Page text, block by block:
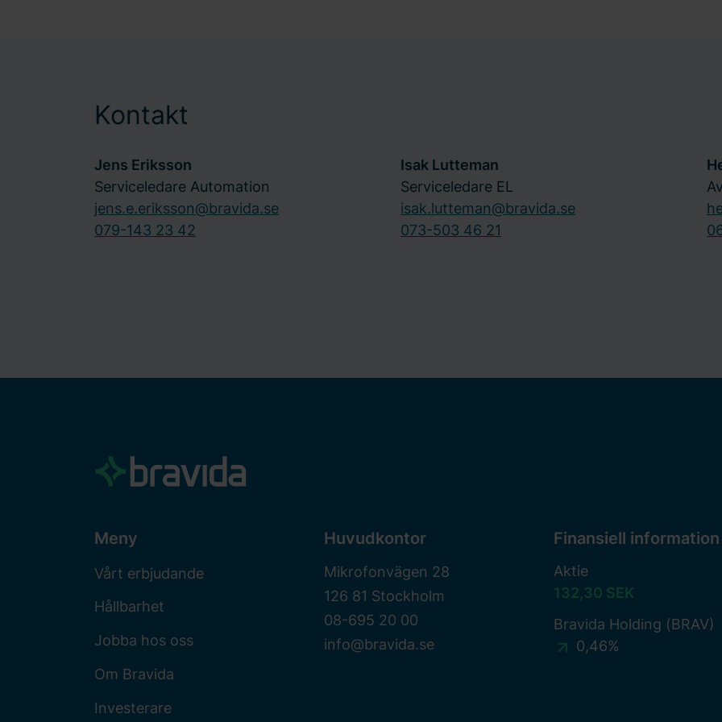
Kontakt
Jens Eriksson
Serviceledare Automation
jens.e.eriksson@bravida.se
079-143 23 42
Isak Lutteman
Serviceledare EL
isak.lutteman@bravida.se
073-503 46 21
Meny
Vårt erbjudande
Hållbarhet
Jobba hos oss
Om Bravida
Investerare
Huvudkontor
Mikrofonvägen 28
126 81 Stockholm
08-695 20 00
info@bravida.se
Finansiell information
Aktie
132,30 SEK
Bravida Holding (BRAV)
0,46%